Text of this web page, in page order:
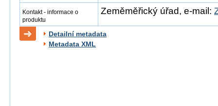
Kontakt - informace o
produktu
Zeměměřický úřad, e-mail:
Detailní metadata
Metadata XML